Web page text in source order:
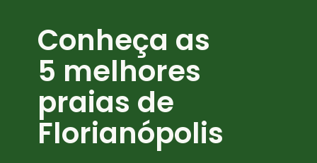
Conheça as
5 melhores
praias de
Florianópolis